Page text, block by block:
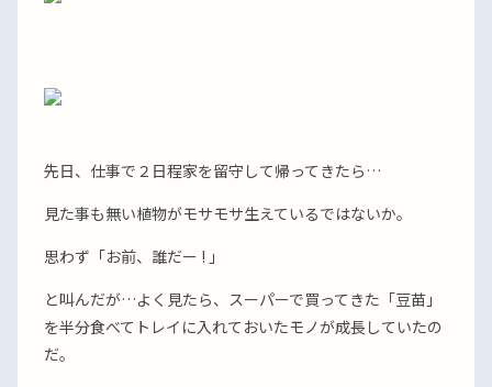
先日、仕事で２日程家を留守して帰ってきたら…
見た事も無い植物がモサモサ生えているではないか。
思わず「お前、誰だー ! 」
と叫んだが…よく見たら、スーパーで買ってきた「豆苗」
を半分食べてトレイに入れておいたモノが成長していたの
だ。